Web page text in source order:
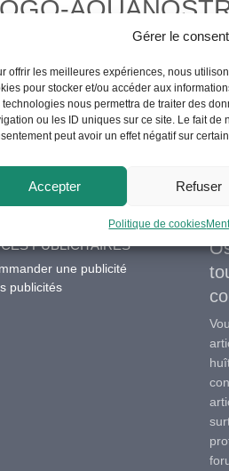
Gérer le
offrir les meilleures expériences, nous
pour stocker et/ou accéder aux
technologies nous permettra de traiter des
ou les ID uniques sur ce site. Le fait de
peut avoir un effet négatif sur
Accepter Refuser
Politique de cookies
PUBLICITAIRES
une publicité
publicités